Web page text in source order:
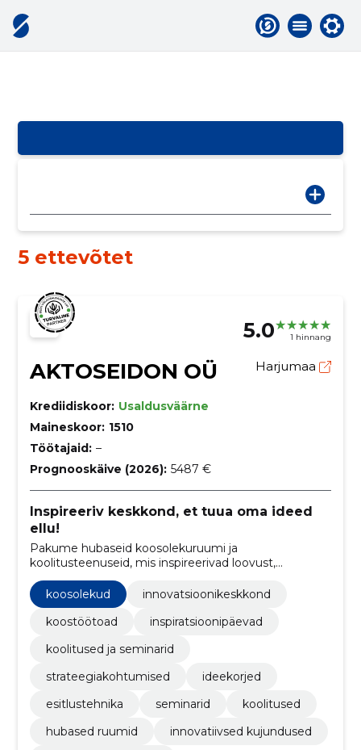
5 ettevõtet
5.0 1 hinnang
AKTOSEIDON OÜ Harjumaa
Krediidiskoor: Usaldusväärne
Maineskoor: 1510
Töötajaid: –
Prognooskäive (2026): 5487 €
Inspireeriv keskkond, et tuua oma ideed
ellu!
Pakume hubaseid koosolekuruumi ja
koolitusteenuseid, mis inspireerivad loovust,
soodustavad koostööd ning edendavad ettevõtete ja
organisatsioonide arengut.
koosolekud
innovatsioonikeskkond
koostöötoad
inspiratsioonipäevad
koolitused ja seminarid
strateegiakohtumised
ideekorjed
esitlustehnika
seminarid
koolitused
hubased ruumid
innovatiivsed kujundused